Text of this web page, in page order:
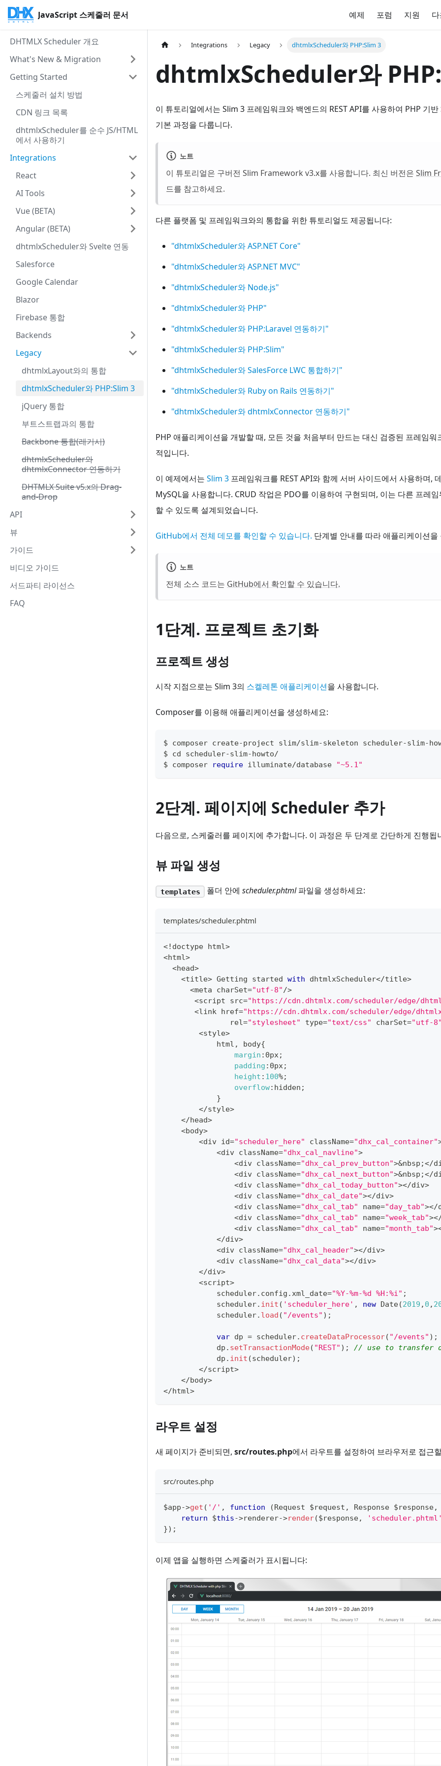
JavaScript 스케줄러 문서 예제 포럼 지원
DHTMLX Scheduler 개요
What's New & Migration
Getting Started
스케줄러 설치 방법
CDN 링크 목록
dhtmlxScheduler를 순수 JS/HTML
에서 사용하기
Integrations
React
AI Tools
Vue (BETA)
Angular (BETA)
dhtmlxScheduler와 Svelte 연동
Salesforce
Google Calendar
Blazor
Firebase 통합
Backends
Legacy
dhtmlxLayout와의 통합
dhtmlxScheduler와 PHP:Slim 3
jQuery 통합
부트스트랩과의 통합
Backbone 통합(레거시)
dhtmlxScheduler와
dhtmlxConnector 연동하기
DHTMLX Suite v5.x의 Drag-
and-Drop
API
뷰
가이드
비디오 가이드
서드파티 라이선스
FAQ
Integrations Legacy dhtmlxScheduler와 PHP:Slim 3
dhtmlxScheduler와 PHP
이 튜토리얼에서는 Slim 3 프레임워크와 백엔드의 REST API를 사용하여 PHP 기
기본 과정을 다룹니다.
노트
이 튜토리얼은 구버전 Slim Framework v3.x를 사용합니다. 최신 버전은 Slim
드를 참고하세요.
다른 플랫폼 및 프레임워크와의 통합을 위한 튜토리얼도 제공됩니다:
"dhtmlxScheduler와 ASP.NET Core"
"dhtmlxScheduler와 ASP.NET MVC"
"dhtmlxScheduler와 Node.js"
"dhtmlxScheduler와 PHP"
"dhtmlxScheduler와 PHP:Laravel 연동하기"
"dhtmlxScheduler와 PHP:Slim"
"dhtmlxScheduler와 SalesForce LWC 통합하기"
"dhtmlxScheduler와 Ruby on Rails 연동하기"
"dhtmlxScheduler와 dhtmlxConnector 연동하기"
PHP 애플리케이션을 개발할 때, 모든 것을 처음부터 만드는 대신 검증된 프레임
적입니다.
이 예제에서는 Slim 3 프레임워크를 REST API와 함께 서버 사이드에서 사용하며,
MySQL을 사용합니다. CRUD 작업은 PDO를 이용하여 구현되며, 이는 다른 프레
할 수 있도록 설계되었습니다.
GitHub에서 전체 데모를 확인할 수 있습니다. 단계별 안내를 따라 애플리케이션을
노트
전체 소스 코드는 GitHub에서 확인할 수 있습니다.
1단계. 프로젝트 초기화
프로젝트 생성
시작 지점으로는 Slim 3의 스켈레톤 애플리케이션을 사용합니다.
Composer를 이용해 애플리케이션을 생성하세요:
$ composer create-project slim/slim-skeleton scheduler-slim-
$ cd scheduler-slim- howto/
$ composer
require illuminate/database "~5.1"
2단계. 페이지에 Scheduler 추가
다음으로, 스케줄러를 페이지에 추가합니다. 이 과정은 두 단계로 간단하게 진행됩
뷰 파일 생성
templates 폴더 안에scheduler.phtml파일을 생성하세요:
templates/scheduler.phtml
<! doctype html>
<html>
<head>
<title> Getting started with dhtmlxScheduler</title>
<meta charSet="utf-8"/>
<script src="https://cdn.dhtmlx.com/scheduler/edge/
<link href="https://cdn.dhtmlx.com/scheduler/edge/
               rel
="stylesheet" type="text/css" charSet="utf-8"
<style>
            html
, body{
margin : 0px;
padding : 0px;
height : 100%;
overflow: hidden ;
}
</style>
</head>
<body>
<div id="scheduler_here" className="dhx_cal_container"
<div className="dhx_cal_navline">
<div className="dhx_cal_prev_button">&nbsp ;</
<div className="dhx_cal_next_button">&nbsp ;</
<div className="dhx_cal_today_button"></div>
<div className="dhx_cal_date"></div>
<div className="dhx_cal_tab" name="day_tab"></
<div className="dhx_cal_tab" name="week_tab"><
<div className="dhx_cal_tab" name="month_tab">
</div>
<div className="dhx_cal_header"></div>
<div className="dhx_cal_data"></div>
</div>
<script>
            scheduler
. config .xml_date="%Y-%m-%d %H:%i" ;
            scheduler
. init ( 'scheduler_here' , new Date(2019 , 0 ,
            scheduler
. load ( "/events" ) ;
var dp = scheduler. createDataProcessor( "/events" ) ;
            dp
. setTransactionMode( "REST" ) ;
// use to transfer
            dp
. init (scheduler) ;
</script>
</body>
</html>
라우트 설정
새 페이지가 준비되면, src/routes.php에서 라우트를 설정하여 브라우저로 접근
src/routes.php
$app->get ( '/' , function (Request $request , Response $response,
return $this->renderer->render($response, 'scheduler.phtml'
}) ;
이제 앱을 실행하면 스케줄러가 표시됩니다: